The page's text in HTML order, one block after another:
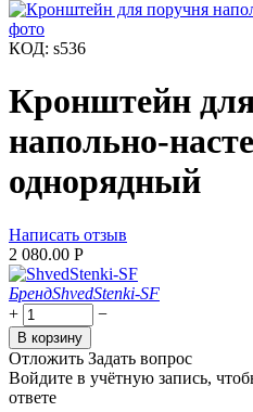
КОД: s536
Кронштейн
напольно-
однорядный
Написать отзыв
2 080.00 Р
БрендShvedStenki-SF
+
−
В корзину
Отложить Задать вопрос
Войдите в учётную запись,
ответе